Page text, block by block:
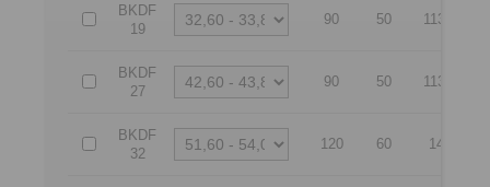
BKDF
19
90 50 113,5
BKDF
27
90 50 113,5
BKDF
32
120 60 149